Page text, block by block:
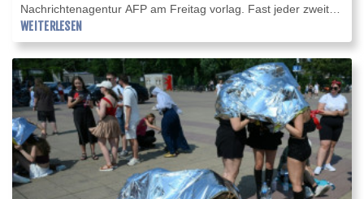
Nachrichtenagentur AFP am Freitag vorlag. Fast jeder zweite
befragte Bewohner aus ländlichen Regionen (47 Prozent) hält
das Landleben für sehr gesund, wogegen nicht einmal ein
Drittel (27 Prozent) der Städter das Wohnumfeld als sehr
gesund einschätzt.
WEITERLESEN